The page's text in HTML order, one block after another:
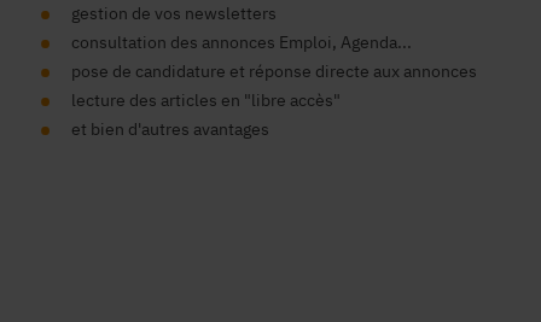
gestion de vos newsletters
consultation des annonces Emploi, Agenda...
pose de candidature et réponse directe aux annonces
lecture des articles en "libre accès"
et bien d'autres avantages